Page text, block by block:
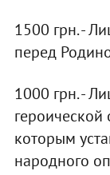
1500 грн. -
перед
1000 грн. -
которым
народного